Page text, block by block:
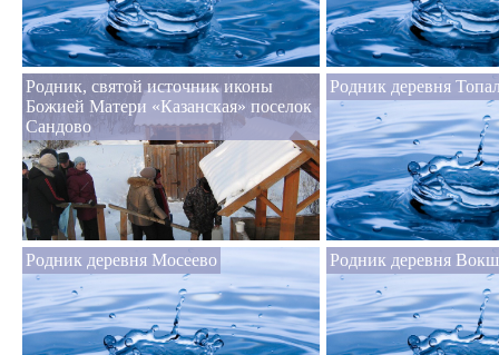
Родник, святой источник иконы
Божией Матери «Казанская» поселок
Сандово
Родник деревня
Родник деревня Мосеево Родник деревня